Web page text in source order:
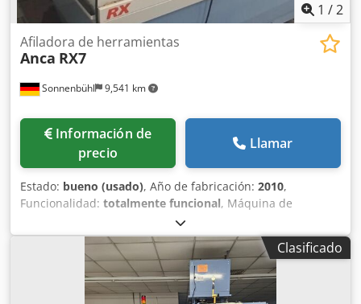
1 /2
Sonnenbühl 9,541 km
Afiladora de herramientas
Anca RX7
Información de
precio
Llamar
Estado: bueno (usado), Año de fabricación: 2010,
Funcionalidad: totalmente funcional, Máquina de
rectificado de herramientas CNC de 5 ejes, Anca RX7 - Año
de fabricación: 2010 - Software: ToolRoom RN32 -
Velocidad del husillo: 10.000 rpm - Cambiador de muelas
de doble posición, con capacidad para hasta 8 muelas -
Cargador de herramientas PLX Credjzh Nuwspfx Ab Ejf
Clasificado